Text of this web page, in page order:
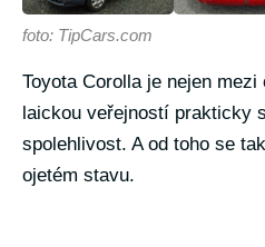
foto: TipCars.com
Toyota Corolla je nejen
laickou veřejností prakticky
spolehlivost. A od toho se
ojetém stavu.